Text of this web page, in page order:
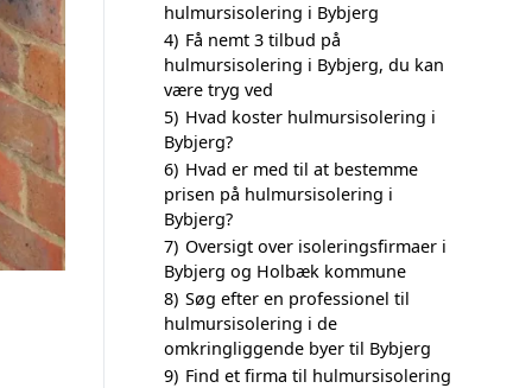
hulmursisolering i Bybjerg
4) Få nemt 3 tilbud på
hulmursisolering i Bybjerg, du kan
være tryg ved
5) Hvad koster hulmursisolering i
Bybjerg?
6) Hvad er med til at bestemme
prisen på hulmursisolering i
Bybjerg?
7) Oversigt over isoleringsfirmaer i
Bybjerg og Holbæk kommune
8) Søg efter en professionel til
hulmursisolering i de
omkringliggende byer til Bybjerg
9) Find et firma til hulmursisolering